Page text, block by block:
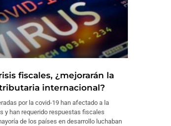
fiscales, ¿mejorarán la
internacional?
por la covid-19 han afectado a la
y han requerido respuestas fiscales
de los países en desarrollo luchaban